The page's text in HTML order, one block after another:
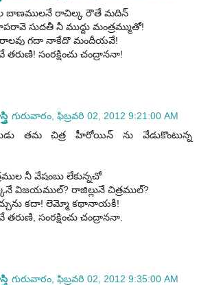
బాణములనే రాచిల్క రౌతే మదిన్
సుదతీ నీ ముద్దు మంత్రమ్ముతో!
రాలవు గదా నాకేదొ మందీయవే!
సంరక్షించు చంద్రాననా!
గురువారం, ఫిబ్రవరి 02, 2012 9:21:00 AM
తమ చిత్ర హీరోయిన్ ను వేడుకొంటున్న
నీ వేషంబు లేకున్నచో
విజయముల్? రాజిల్లునే చిత్రముల్?
కదా! లెమ్మో కథానాయకీ!
సంరక్షించు చంద్రాననా.
గురువారం, ఫిబ్రవరి 02, 2012 9:35:00 AM